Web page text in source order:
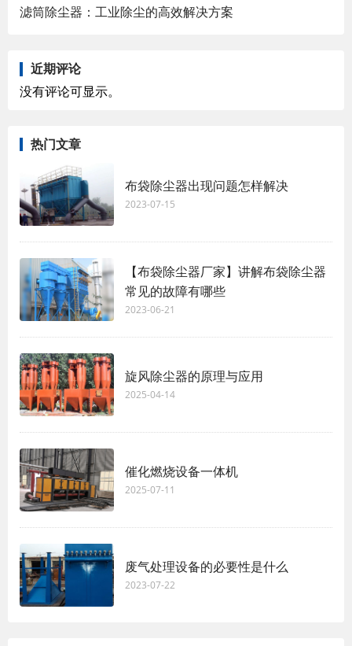
滤筒除尘器：工业除尘的高效解决方案
近期评论
没有评论可显示。
热门文章
布袋除尘器出现问题怎样解决
2023-07-15
【布袋除尘器厂家】讲解布袋除尘器
常见的故障有哪些
2023-06-21
旋风除尘器的原理与应用
2025-04-14
催化燃烧设备一体机
2025-07-11
废气处理设备的必要性是什么
2023-07-22